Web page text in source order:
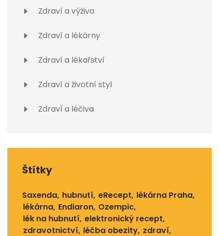
Zdraví a výživa
Zdraví a lékárny
Zdraví a lékařství
Zdraví a životní styl
Zdraví a léčiva
Štítky
Saxenda hubnutí eRecept lékárna Praha
lékárna Endiaron Ozempic
lék na hubnutí elektronický recept
zdravotnictví léčba obezity zdraví